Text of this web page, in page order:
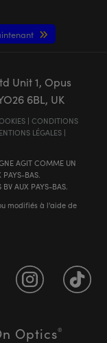
Unit 1, Opus
6BL, UK
| CONDITIONS
LÉGALES|
AGIT COMME UN
BAS.
AUX PAYS-BAS.
modifiés à l'aide de
Optics®